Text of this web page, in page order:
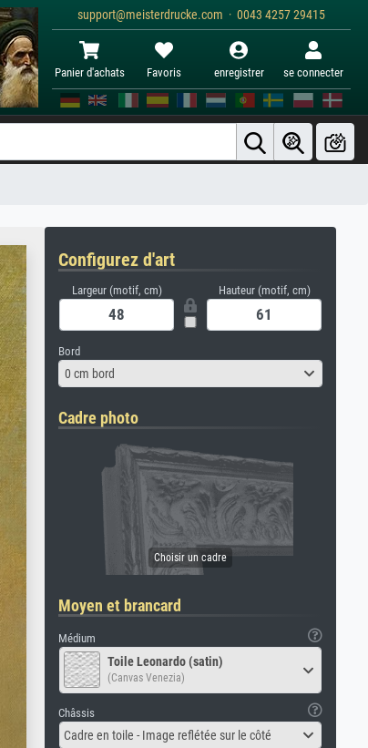
support@meisterdrucke.com · 0043 4257 29415
Panier d'achats Favoris enregistrer se connecter
Configurez d'art
Largeur (motif, cm) Hauteur (motif, cm)
Bord
0 cm bord
Cadre photo
Moyen et brancard
Médium
Toile Leonardo (satin)
(Canvas Venezia)
Châssis
Cadre en toile - Image reflétée sur le côté